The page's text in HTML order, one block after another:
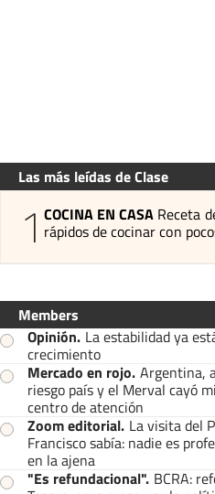
Las más leídas de Clase
1 COCINA EN CASA Receta
rápidos de cocinar con
Members
Opinión. La estabilidad ya
crecimiento
Mercado en rojo. Argentina,
riesgo país y el Merval cayó
centro de atención
Zoom editorial. La visita del
Francisco sabía: nadie es
en la ajena
"Es refundacional". BCRA: